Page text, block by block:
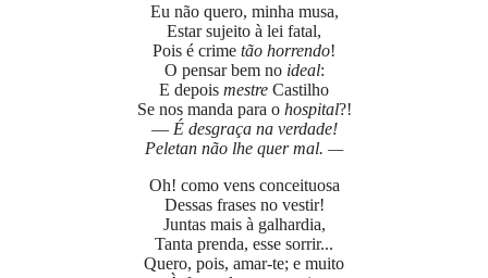
Eu não quero, minha musa,
Estar sujeito à lei fatal,
Pois é crime tão horrendo!
O pensar bem no ideal:
E depois mestre Castilho
Se nos manda para o hospital?!
— É desgraça na verdade!
Peletan não lhe quer mal. —
Oh! como vens conceituosa
Dessas frases no vestir!
Juntas mais à galhardia,
Tanta prenda, esse sorrir...
Quero, pois, amar-te; e muito